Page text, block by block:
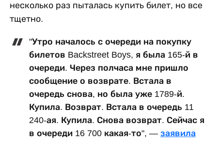
несколько раз пыталась купить билет, но все
тщетно.
"Утро началось с очереди на покупку
билетов Backstreet Boys, я была 165-й в
очереди. Через полчаса мне пришло
сообщение о возврате. Встала в
очередь снова, но была уже 1789-й.
Купила. Возврат. Встала в очередь 11
240-ая. Купила. Снова возврат. Сейчас я
в очереди 16 700 какая-то", — заявила